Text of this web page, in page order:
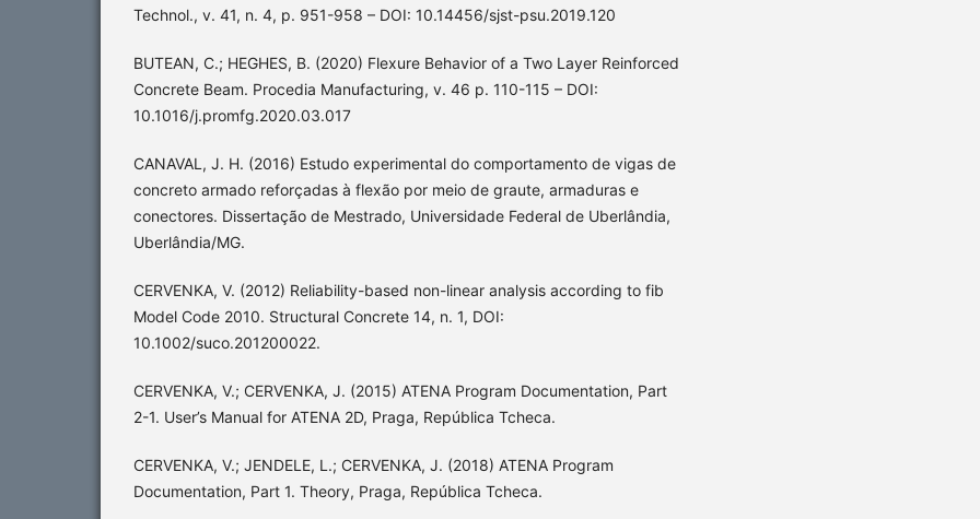
Technol., v. 41, n. 4, p. 951-958 – DOI: 10.14456/sjst-psu.2019.120
BUTEAN, C.; HEGHES, B. (2020) Flexure Behavior of a Two Layer Reinforced
Concrete Beam. Procedia Manufacturing, v. 46 p. 110-115 – DOI:
10.1016/j.promfg.2020.03.017
CANAVAL, J. H. (2016) Estudo experimental do comportamento de vigas de
concreto armado reforçadas à flexão por meio de graute, armaduras e
conectores. Dissertação de Mestrado, Universidade Federal de Uberlândia,
Uberlândia/MG.
CERVENKA, V. (2012) Reliability-based non-linear analysis according to fib
Model Code 2010. Structural Concrete 14, n. 1, DOI:
10.1002/suco.201200022.
CERVENKA, V.; CERVENKA, J. (2015) ATENA Program Documentation, Part
2-1. User’s Manual for ATENA 2D, Praga, República Tcheca.
CERVENKA, V.; JENDELE, L.; CERVENKA, J. (2018) ATENA Program
Documentation, Part 1. Theory, Praga, República Tcheca.